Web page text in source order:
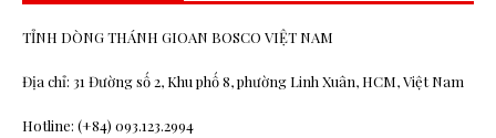
TỈNH DÒNG THÁNH GIOAN BOSCO VIỆT NAM
Địa chỉ: 31 Đường số 2, Khu phố 8, phường Linh Xuân, HCM, Việt Nam
Hotline: (+84) 093.123.2994